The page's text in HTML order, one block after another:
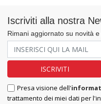
Iscriviti alla nostra
Rimani aggiornato su novità
Presa visione dell'
trattamento dei miei dati per